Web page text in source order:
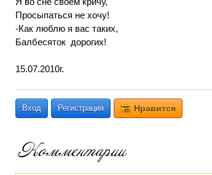
Просыпаться не хочу!
-Как люблю я вас таких,
Балбесяток дорогих!
15.07.2010г.
Вход Регистрация Нравится